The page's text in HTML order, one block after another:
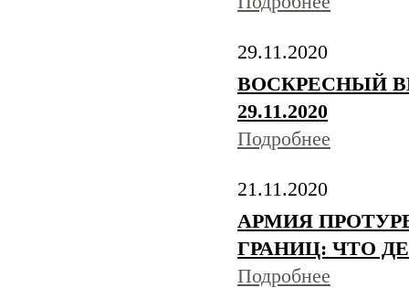
29.11.2020
ВОСКРЕСНЫЙ
29.11.2020
Подробнее
21.11.2020
АРМИЯ
ГРАНИЦ: ЧТО
Подробнее